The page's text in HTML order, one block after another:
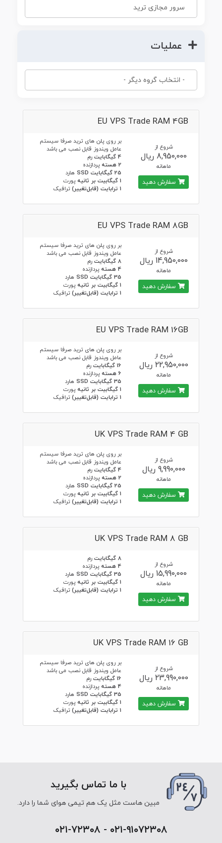
عملیات
EU VPS Trade RAM 4GB
بر روی پلن های ترید صرفا سیستم
عامل ویندوز قابل نصب می باشد
4 گیگابایت
رم
2 هسته
پردازنده
25 گیگابایت SSD
هارد
1 گیگابیت بر ثانیه
پورت
1 ترابایت (قابل‌تغییر)
ترافیک
شروع از
8,950,000 ریال
ماهانه
سفارش دهید
EU VPS Trade RAM 8GB
بر روی پلن های ترید صرفا سیستم
عامل ویندوز قابل نصب می باشد
8 گیگابایت
رم
4 هسته
پردازنده
35 گیگابایت SSD
هارد
1 گیگابیت بر ثانیه
پورت
1 ترابایت (قابل‌تغییر)
ترافیک
شروع از
14,950,000 ریال
ماهانه
سفارش دهید
EU VPS Trade RAM 16GB
بر روی پلن های ترید صرفا سیستم
عامل ویندوز قابل نصب می باشد
16 گیگابایت
رم
6 هسته
پردازنده
35 گیگابایت SSD
هارد
1 گیگابیت بر ثانیه
پورت
1 ترابایت (قابل‌تغییر)
ترافیک
شروع از
22,950,000 ریال
ماهانه
سفارش دهید
UK VPS Trade RAM 4 GB
بر روی پلن های ترید صرفا سیستم
عامل ویندوز قابل نصب می باشد
4 گیگابایت
رم
2 هسته
پردازنده
25 گیگابایت SSD
هارد
1 گیگابیت بر ثانیه
پورت
1 ترابایت (قابل‌تغییر)
ترافیک
شروع از
9,990,000 ریال
ماهانه
سفارش دهید
UK VPS Trade RAM 8 GB
8 گیگابایت
رم
4 هسته
پردازنده
35 گیگابایت SSD
هارد
1 گیگابیت بر ثانیه
پورت
1 ترابایت (قابل‌تغییر)
ترافیک
شروع از
15,990,000 ریال
ماهانه
سفارش دهید
UK VPS Trade RAM 16 GB
بر روی پلن های ترید صرفا سیستم
عامل ویندوز قابل نصب می باشد
16 گیگابایت
رم
4 هسته
پردازنده
35 گیگابایت SSD
هارد
1 گیگابیت بر ثانیه
پورت
1 ترابایت (قابل‌تغییر)
ترافیک
شروع از
23,990,000 ریال
ماهانه
سفارش دهید
با ما تماس بگیرید
مبین هاست مثل یک هم تیمی هوای شما را دارد.
۰۲۱-۹۱۰۷۲۳۰۸ - ۰۲۱-۷۲۳۰۸